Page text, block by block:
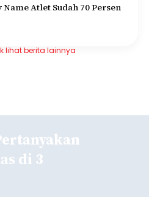
Name Atlet Sudah 70 Persen
lihat berita lainnya
di 3